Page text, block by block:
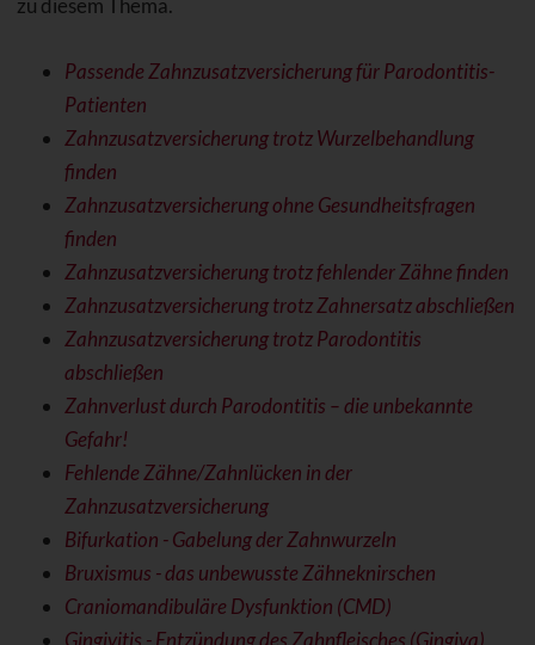
zu diesem Thema.
Passende Zahnzusatzversicherung für Parodontitis-
Patienten
Zahnzusatzversicherung trotz Wurzelbehandlung
finden
Zahnzusatzversicherung ohne Gesundheitsfragen
finden
Zahnzusatzversicherung trotz fehlender Zähne finden
Zahnzusatzversicherung trotz Zahnersatz abschließen
Zahnzusatzversicherung trotz Parodontitis
abschließen
Zahnverlust durch Parodontitis – die unbekannte
Gefahr!
Fehlende Zähne/Zahnlücken in der
Zahnzusatzversicherung
Bifurkation - Gabelung der Zahnwurzeln
Bruxismus - das unbewusste Zähneknirschen
Craniomandibuläre Dysfunktion (CMD)
Gingivitis - Entzündung des Zahnfleisches (Gingiva)